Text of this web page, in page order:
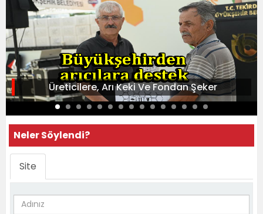
Üreticilere, Arı Keki Ve Fondan Şeker
Neler Söylendi?
Site